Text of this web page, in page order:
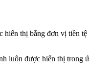
thị bằng đơn vị tiền
luôn được hiển thị trong